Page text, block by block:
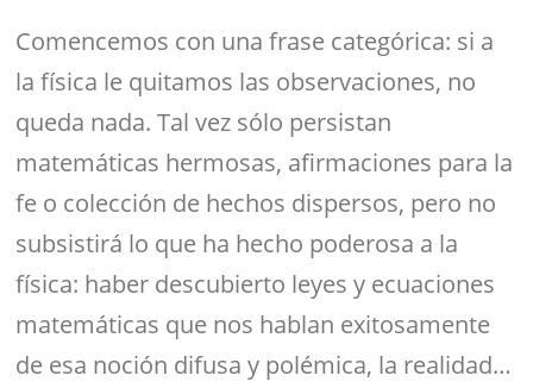
Comencemos con una frase categórica: si a
la física le quitamos las observaciones, no
queda nada. Tal vez sólo persistan
matemáticas hermosas, afirmaciones para la
fe o colección de hechos dispersos, pero no
subsistirá lo que ha hecho poderosa a la
física: haber descubierto leyes y ecuaciones
matemáticas que nos hablan exitosamente
de esa noción difusa y polémica, la realidad…